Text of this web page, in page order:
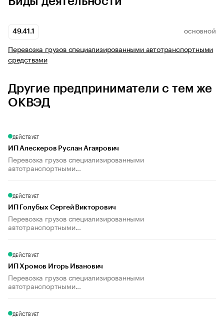
49.41.1 ОСНОВНОЙ
Перевозка грузов специализированными автотранспортными
средствами
Другие предприниматели с тем же
ОКВЭД
ДЕЙСТВУЕТ
ИП Алескеров Руслан Агаярович
Перевозка грузов специализированными
автотранспортными...
ДЕЙСТВУЕТ
ИП Голубых Сергей Викторович
Перевозка грузов специализированными
автотранспортными...
ДЕЙСТВУЕТ
ИП Хромов Игорь Иванович
Перевозка грузов специализированными
автотранспортными...
ДЕЙСТВУЕТ